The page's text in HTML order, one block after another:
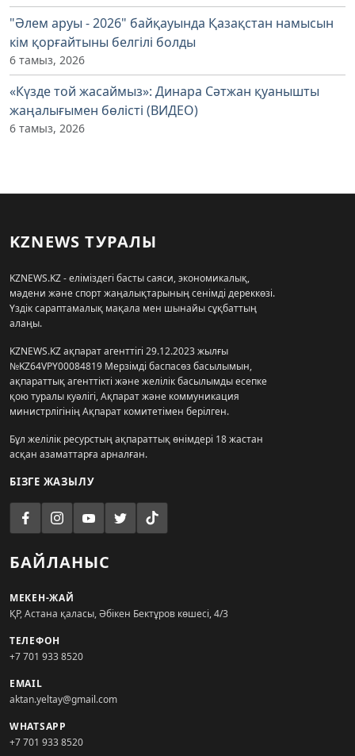
"Әлем аруы - 2026" байқауында Қазақстан намысын
кім қорғайтыны белгілі болды
6 тамыз, 2026
«Күзде той жасаймыз»: Динара Сәтжан қуанышты
жаңалығымен бөлісті (ВИДЕО)
6 тамыз, 2026
KZNEWS ТУРАЛЫ
KZNEWS.KZ - еліміздегі басты саяси, экономикалық,
мәдени және спорт жаңалықтарының сенімді дереккөзі.
Үздік сараптамалық мақала мен шынайы сұқбаттың
алаңы.
KZNEWS.KZ ақпарат агенттігі 29.12.2023 жылғы
№KZ64VPY00084819 Мерзімді баспасөз басылымын,
ақпараттық агенттікті және желілік басылымды есепке
қою туралы куәлігі, Ақпарат және коммуникация
министрлігінің Ақпарат комитетімен берілген.
Бұл желілік ресурстың ақпараттық өнімдері 18 жастан
асқан азаматтарға арналған.
БІЗГЕ ЖАЗЫЛУ
БАЙЛАНЫС
МЕКЕН-ЖАЙ
ҚР, Астана қаласы, Әбікен Бектұров көшесі, 4/3
ТЕЛЕФОН
+7 701 933 8520
EMAIL
aktan.yeltay@gmail.com
WHATSAPP
+7 701 933 8520